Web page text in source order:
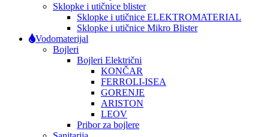
Sklopke i utičnice blister
Sklopke i utičnice ELEKTROMATERIAL
Sklopke i utičnice Mikro Blister
Vodomaterijal
Bojleri
Bojleri Električni
KONČAR
FERROLI-ISEA
GORENJE
ARISTON
LEOV
Pribor za bojlere